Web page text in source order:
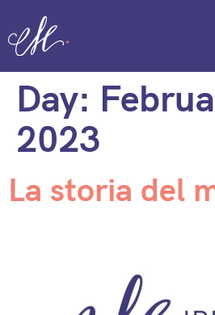
Day:
2023
La storia del